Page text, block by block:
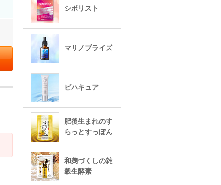
シボリスト
マリノブライズ
ビハキュア
肥後生まれのす
らっとすっぽん
和麹づくしの雑
穀生酵素